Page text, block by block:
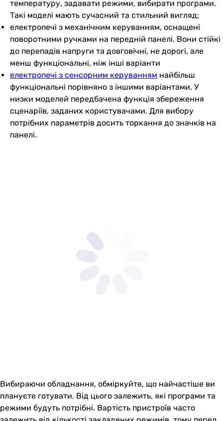
температуру, задавати режими, вибирати програми.
Такі моделі мають сучасний та стильний вигляд;
електропечі з механічним керуванням, оснащені
поворотними ручками на передній панелі. Вони стійкі
до перепадів напруги та довговічні, не дорогі, але
менш функціональні, ніж інші варіанти
електропечі з сенсорним керуванням найбільш
функціональні порівняно з іншими варіантами. У
низки моделей передбачена функція збереження
сценаріїв, заданих користувачами. Для вибору
потрібних параметрів досить торкання до значків на
панелі.
Вибираючи обладнання, обміркуйте, що найчастіше ви
плануєте готувати. Від цього залежить, які програми та
режими будуть потрібні. Вартість пристроїв часто